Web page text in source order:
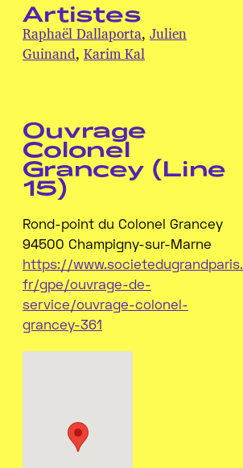
Artistes
Raphaël Dallaporta, Julien
Guinand, Karim Kal
Ouvrage
Colonel
Grancey (Line
15)
Rond-point du Colonel Grancey
94500 Champigny-sur-Marne
https://www.societedugrandparis.
fr/gpe/ouvrage-de-
service/ouvrage-colonel-
grancey-361